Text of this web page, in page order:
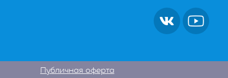
Публичная оферта